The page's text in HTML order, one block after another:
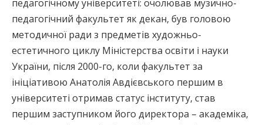
педагогічному університеті: очолював музично-
педагогічний факультет як декан, був головою
методичної ради з предметів художньо-
естетичного циклу Міністерства освіти і науки
України, після 2000-го, коли факультет за
ініціативою Анатолія Авдієвського першим в
університеті отримав статус інституту, став
першим заступником його директора – академіка,